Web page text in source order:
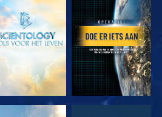
VERKEN DE
SERIE
KIJK